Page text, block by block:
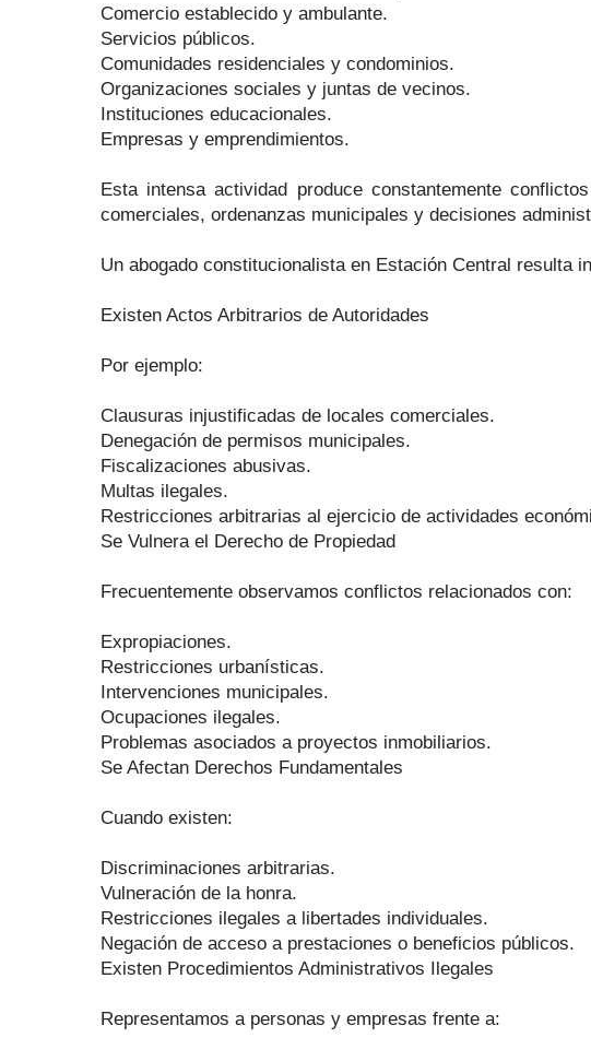
Comercio establecido y ambulante.
Servicios públicos.
Comunidades residenciales y condominios.
Organizaciones sociales y juntas de vecinos.
Instituciones educacionales.
Empresas y emprendimientos.
Esta intensa actividad produce constantemente
comerciales, ordenanzas municipales y decisiones
Un abogado constitucionalista en Estación Central resulta
Existen Actos Arbitrarios de Autoridades
Por ejemplo:
Clausuras injustificadas de locales comerciales.
Denegación de permisos municipales.
Fiscalizaciones abusivas.
Multas ilegales.
Restricciones arbitrarias al ejercicio de actividades
Se Vulnera el Derecho de Propiedad
Frecuentemente observamos conflictos relacionados con:
Expropiaciones.
Restricciones urbanísticas.
Intervenciones municipales.
Ocupaciones ilegales.
Problemas asociados a proyectos inmobiliarios.
Se Afectan Derechos Fundamentales
Cuando existen:
Discriminaciones arbitrarias.
Vulneración de la honra.
Restricciones ilegales a libertades individuales.
Negación de acceso a prestaciones o beneficios públicos.
Existen Procedimientos Administrativos Ilegales
Representamos a personas y empresas frente a: